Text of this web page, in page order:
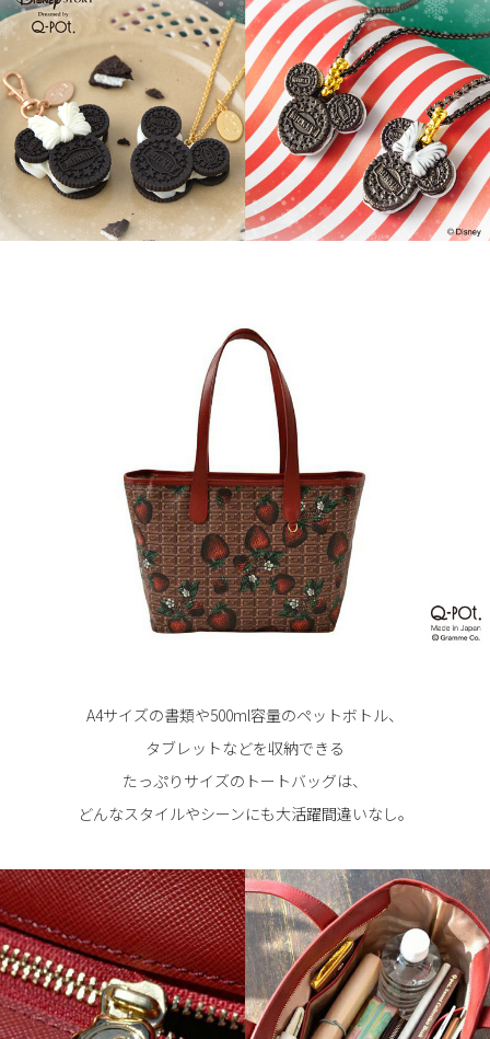
A4サイズの書類や500ml容量のペットボトル、
タブレットなどを収納できる
たっぷりサイズのトートバッグは、
どんなスタイルやシーンにも大活躍間違いなし。